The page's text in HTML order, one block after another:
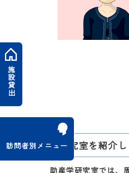
当研究室を紹介
助産学研究室では、
施設貸出
訪問者別メニュー